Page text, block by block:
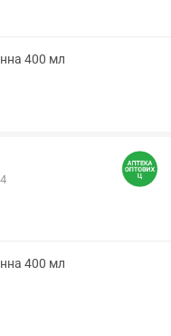
400 мл
400 мл